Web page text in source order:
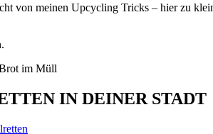
von meinen Upcycling Tricks – hier zu
IN DEINER STADT